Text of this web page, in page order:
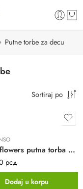
Putne torbe za decu
Sortiraj po
Full of flowers putna torba za devojčice Enso | pink
рсд
Dodaj u korpu